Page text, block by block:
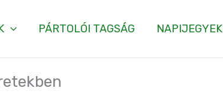
PÁRTOLÓI TAGSÁG NAPIJEGYEK